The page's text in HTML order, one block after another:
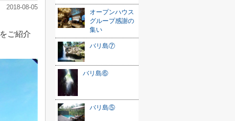
2018-08-05
をご紹介
オープンハウス
グループ感謝の
集い
バリ島⑦
バリ島⑥
バリ島⑤